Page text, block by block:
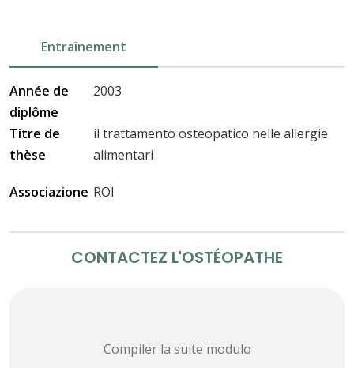
Entraînement
Année de
diplôme
2003
Titre de
thèse
il trattamento osteopatico nelle allergie
alimentari
Associazione ROI
CONTACTEZ L'OSTÉOPATHE
Compiler la suite modulo